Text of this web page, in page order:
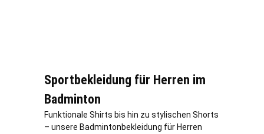
Sportbekleidung für Herren im
Badminton
Funktionale Shirts bis hin zu stylischen Shorts
– unsere Badmintonbekleidung für Herren